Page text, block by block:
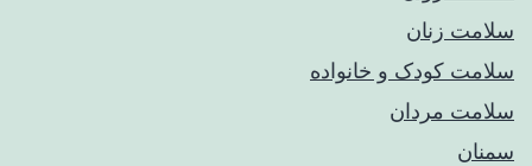
سلامت زنان
سلامت کودک‌ و خانواده
سلامت مردان
سمنان